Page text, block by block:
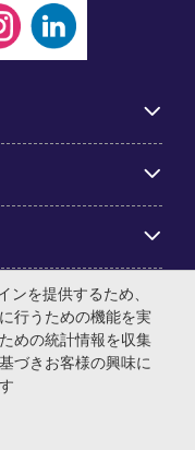
ル・ジャパン株式会
地：〒105-0001 東
ンを提供するため、
行うための機能を実
めの統計情報を収集
づきお客様の興味に